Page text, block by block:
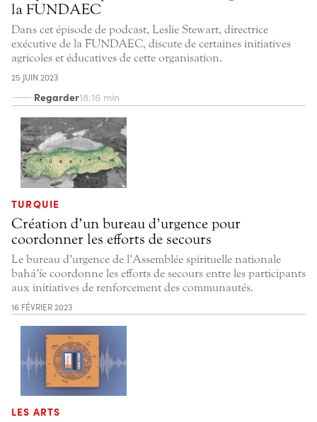
la FUNDAEC
Dans cet épisode de podcast, Leslie Stewart, directrice
exécutive de la FUNDAEC, discute de certaines initiatives
agricoles et éducatives de cette organisation.
25 JUIN 2023
Regarder18:16 min
TURQUIE
Création d’un bureau d’urgence pour
coordonner les efforts de secours
Le bureau d’urgence de l’Assemblée spirituelle nationale
bahá’íe coordonne les efforts de secours entre les participants
aux initiatives de renforcement des communautés.
16 FÉVRIER 2023
LES ARTS